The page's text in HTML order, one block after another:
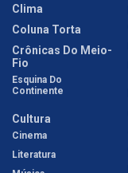
Clima
Coluna Torta
Crônicas Do Meio-
Fio
Esquina Do
Continente
Cultura
Cinema
Literatura